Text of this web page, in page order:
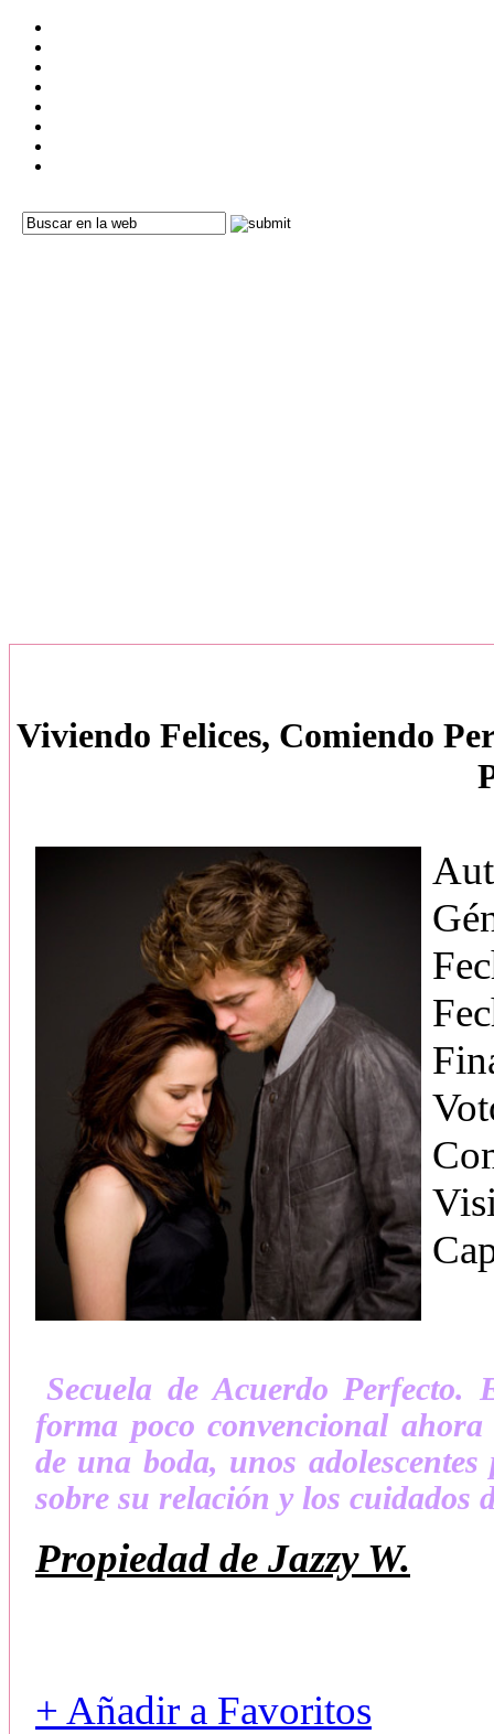
Viviendo Felices, Comiendo
Secuela de Acuerdo
forma poco convencional
de una boda, unos
sobre su relación y los cuidados
Propiedad de Jazzy W.
+ Añadir a Favoritos